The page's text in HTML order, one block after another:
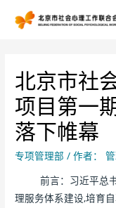
北京市社
项目第一
落下帷幕
专项管理部 / 作者：
前言：习近平总书
理服务体系建设,培育